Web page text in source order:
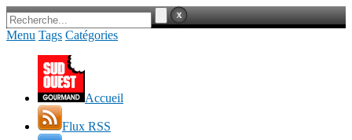
Menu Tags Catégories
Accueil
Flux RSS